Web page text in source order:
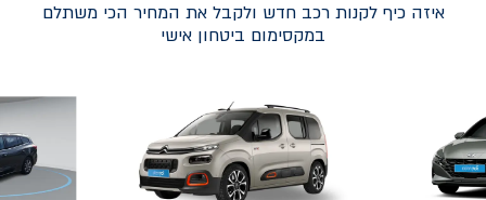
איזה כיף לקנות רכב חדש ולקבל את המחיר הכי משתלם
במקסימום ביטחון אישי